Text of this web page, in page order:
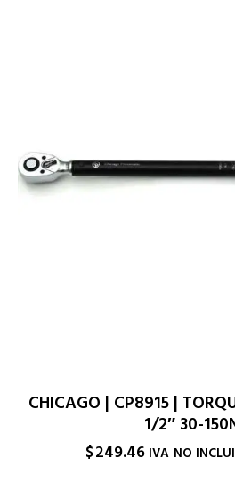
CHICAGO | CP8915 |
1/2″ 30-
$249.46 IVA NO